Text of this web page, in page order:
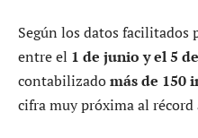
Según los datos facilitados
entre el 1 de junio y el 5
contabilizadomás de 150
cifra muy próxima al